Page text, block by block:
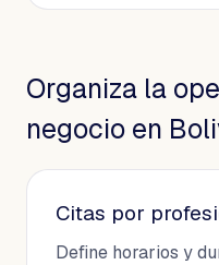
Organiza la
negocio en
Citas por
Define horarios y